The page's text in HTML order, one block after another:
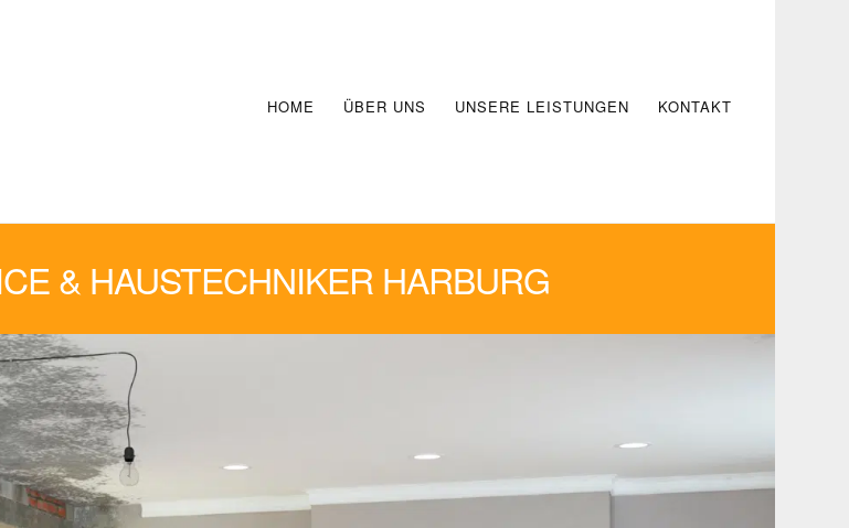
HOME ÜBER UNS UNSERE LEISTUNGEN KONTAKT
& HAUSTECHNIKER HARBURG